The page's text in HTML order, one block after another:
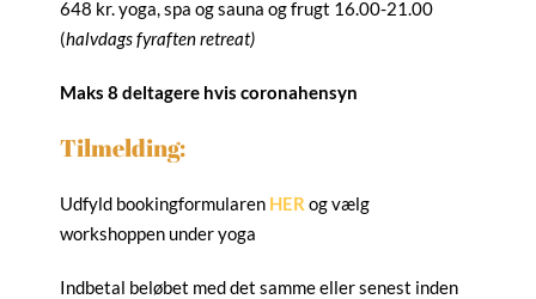
648 kr. yoga, spa og sauna og frugt 16.00-21.00
(halvdags fyraften retreat)
Maks 8 deltagere hvis coronahensyn
Tilmelding:
Udfyld bookingformularen HER og vælg
workshoppen under yoga
Indbetal beløbet med det samme eller senest inden